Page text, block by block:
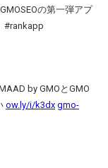
の第一弾アプ
#rankapp
by GMOとGMO
ow.ly/i/k3dx gmo-